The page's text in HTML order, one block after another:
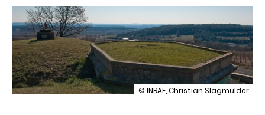
illustration
© INRAE, Christian Slagmulder